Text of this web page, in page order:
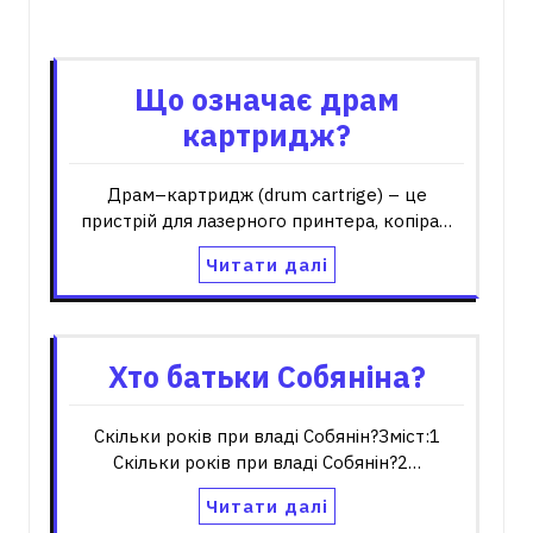
Що означає драм
картридж?
Драм–картридж (drum cartrige) – це
пристрій для лазерного принтера, копіра…
Читати далі
Хто батьки Собяніна?
Скільки років при владі Собянін?Зміст:1
Скільки років при владі Собянін?2…
Читати далі